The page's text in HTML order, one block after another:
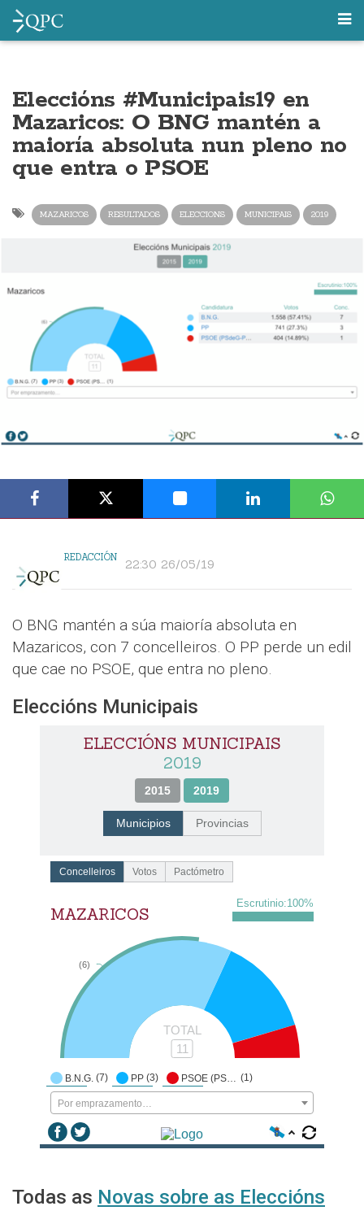
Eleccións #Municipais19 en
Mazaricos: O BNG mantén a
maioría absoluta nun pleno no
que entra o PSOE
MAZARICOS RESULTADOS ELECCIONS MUNICIPAIS 2019
REDACCIÓN 22:30 26/05/19
O BNG mantén a súa maioría absoluta en
Mazaricos, con 7 concelleiros. O PP perde un edil
que cae no PSOE, que entra no pleno.
Eleccións Municipais
ELECCIÓNS MUNICIPAIS
2019
2015 2019
Municipios Provincias
Concelleiros Votos Pactómetro
MAZARICOS
Escrutinio:100%
(6)
TOTAL
11
B.N.G. (7) PP (3) (1)
Por emprazamento…
Todas as Novas sobre as Eleccións